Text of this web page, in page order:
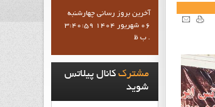
آخرين بروز رساني چهارشنبه
06 شهریور 1404 3:40:59
ب ظ .
مشترک کانال پيلاتس
شويد